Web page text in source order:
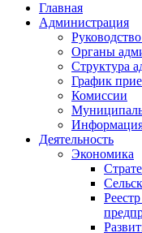
Главная
Администрация
Органы
Структура
График
Комиссии
Информация
Деятельность
Экономика